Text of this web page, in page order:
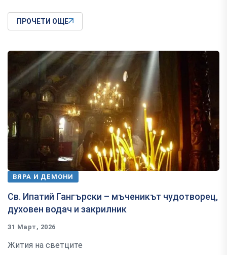
ПРОЧЕТИ ОЩЕ
ВЯРА И ДЕМОНИ
Св. Ипатий Гангърски – мъченикът чудотворец,
духовен водач и закрилник
31 Март, 2026
Жития на светците